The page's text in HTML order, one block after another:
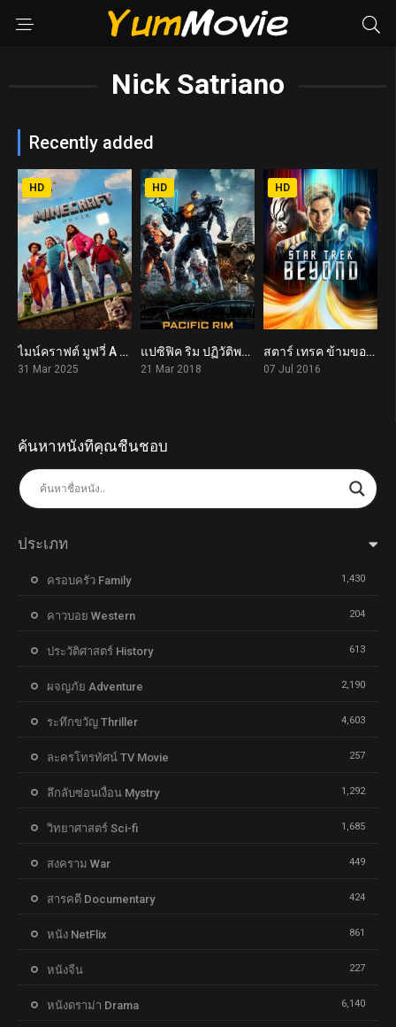
Nick Satriano
Recently added
5.9
HD
ไมน์คราฟต์ มูฟวี่ A Minecraft Movie (2025)
31 Mar 2025
5.6
HD
แปซิฟิค ริม ปฏิวัติพลิกโลก Pacific Rim: Uprising (2018)
21 Mar 2018
7.1
HD
สตาร์ เทรค ข้ามขอบจักรวาล Star Trek Beyond (2016)
07 Jul 2016
ค้นหาหนังที่คุณชื่นชอบ
ประเภท
ครอบครัว Family 1,430
คาวบอย Western 204
ประวัติศาสตร์ History 613
ผจญภัย Adventure 2,190
ระทึกขวัญ Thriller 4,603
ละครโทรทัศน์ TV Movie 257
ลึกลับซ่อนเงื่อน Mystry 1,292
วิทยาศาสตร์ Sci-fi 1,685
สงคราม War 449
สารคดี Documentary 424
หนัง NetFlix 861
หนังจีน 227
หนังดราม่า Drama 6,140